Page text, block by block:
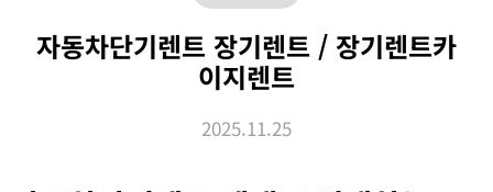
자동차단기렌트 장기렌트 / 장기렌트카
이지렌트
2025.11.25